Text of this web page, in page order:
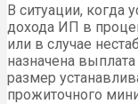
В ситуации, когда
дохода ИП в
или в случае
назначена
размер
прожиточного